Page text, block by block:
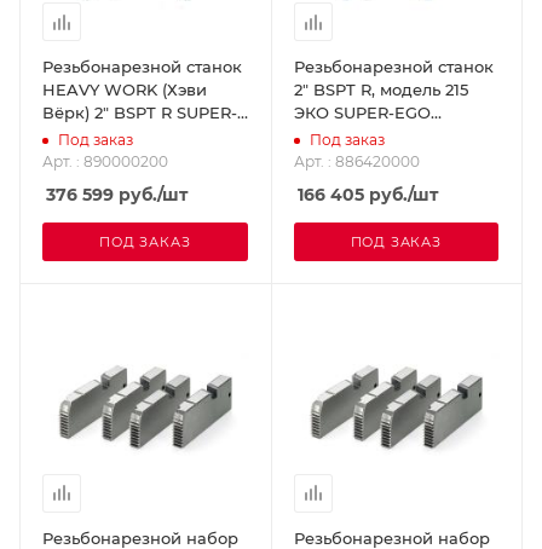
Резьбонарезной станок
HEAVY WORK (Хэви
Вёрк) 2" BSPT R SUPER-
EGO 890000200
Под заказ
Арт. : 890000200
376 599 руб./шт
ПОД ЗАКАЗ
Резьбонарезной станок
2" BSPT R, модель 215
ЭКО SUPER-EGO
886420000
Под заказ
Арт. : 886420000
166 405руб./шт
ПОД ЗАКАЗ
Резьбонарезной набор
Резьбонарезной набор